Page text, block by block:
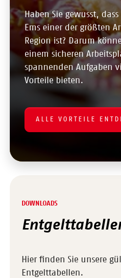
Haben Sie gewusst, dass
Ems einer der größten
Region ist? Darum
einem sicheren
spannenden Aufgaben
Vorteile bieten.
ALLE VORTEILE
DOWNLOADS
Hier finden Sie unsere
Entgelttabellen.